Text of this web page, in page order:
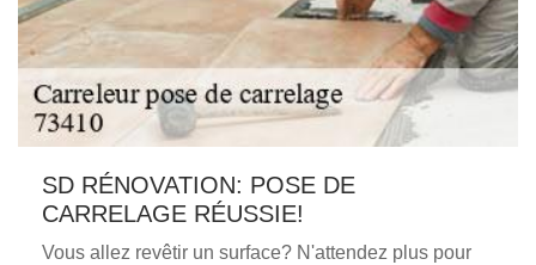
SD RÉNOVATION: POSE DE
CARRELAGE RÉUSSIE!
Vous allez revêtir un surface? N'attendez plus pour